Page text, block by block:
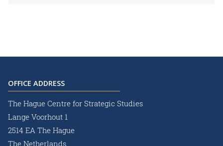
OFFICE ADDRESS
The Hague Centre for Strategic Studies
Lange Voorhout 1
2514 EA The Hague
The Netherlands